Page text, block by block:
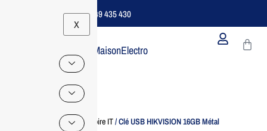
Support B2B Dédié | 06 49 435 430
X
MaisonElectro
Home /Accessoire IT/ Clé USB HIKVISION 16GB Métal